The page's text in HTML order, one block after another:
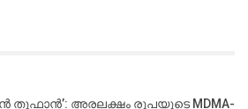
തൂഫാൻ’: അരലക്ഷം രൂപയുടെ MDMA-